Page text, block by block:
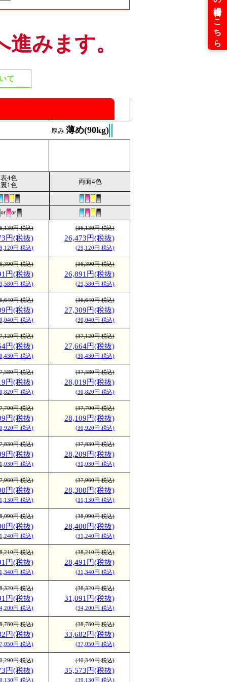
みます。
て
円 税込)
円(税抜)
円 税込)
(36,130円 税込)
26,473円(税抜)
(29,120円 税込)
円 税込)
円(税抜)
円 税込)
(36,390円 税込)
26,891円(税抜)
(29,580円 税込)
円 税込)
円(税抜)
円 税込)
(36,640円 税込)
27,309円(税抜)
(30,040円 税込)
円 税込)
円(税抜)
円 税込)
(37,120円 税込)
27,664円(税抜)
(30,430円 税込)
円 税込)
円(税抜)
円 税込)
(37,580円 税込)
28,019円(税抜)
(30,820円 税込)
円 税込)
円(税抜)
円 税込)
(37,700円 税込)
28,109円(税抜)
(30,920円 税込)
円 税込)
円(税抜)
円 税込)
(37,830円 税込)
28,209円(税抜)
(31,030円 税込)
円 税込)
円(税抜)
円 税込)
(37,960円 税込)
28,300円(税抜)
(31,130円 税込)
円 税込)
円(税抜)
円 税込)
(38,090円 税込)
28,400円(税抜)
(31,240円 税込)
円 税込)
円(税抜)
円 税込)
(38,210円 税込)
28,491円(税抜)
(31,340円 税込)
円 税込)
円(税抜)
円 税込)
(38,320円 税込)
31,091円(税抜)
(34,200円 税込)
円 税込)
円(税抜)
円 税込)
(38,780円 税込)
33,682円(税抜)
(37,050円 税込)
円 税込)
円(税抜)
円 税込)
(40,340円 税込)
35,573円(税抜)
(39,130円 税込)
厚み 薄め(90kg)
表4色
裏1色
両面4色